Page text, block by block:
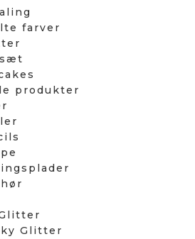
farver
produkter
Glitter